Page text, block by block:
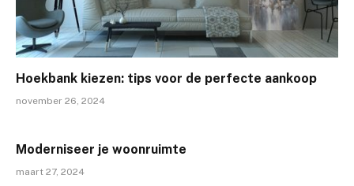
Hoekbank kiezen: tips voor de perfecte aankoop
november 26, 2024
Moderniseer je woonruimte
maart 27, 2024